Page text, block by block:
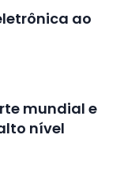
ao
mundial e
nível